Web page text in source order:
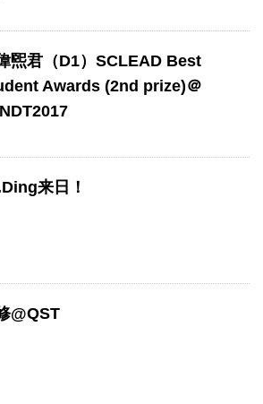
煕君（D1）SCLEAD Best
Awards (2nd prize)＠
来日！
@QST